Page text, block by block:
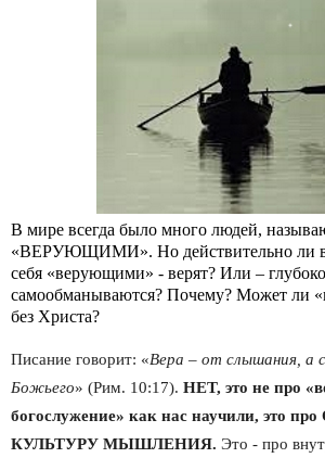
В мире всегда было много людей,
«ВЕРУЮЩИМИ». Но действительно ли
себя «верующими» - верят? Или – глубоко
самообманываются? Почему? Может ли
без Христа?
Писание говорит: «Вера – от слышания, а
Божьего» (Рим. 10:17). НЕТ, это не про
богослужение» как нас научили, это
КУЛЬТУРУ МЫШЛЕНИЯ. Это - про